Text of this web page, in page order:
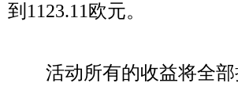
到1123.11欧元。
活动所有的收益将全部